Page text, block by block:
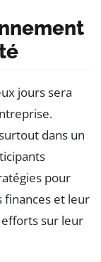
jours sera
dans un
pour
finances et leur
sur leur